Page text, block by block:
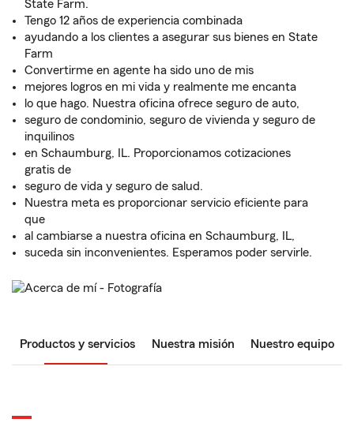
State Farm.
Tengo 12 años de experiencia combinada
ayudando a los clientes a asegurar sus bienes en State
Farm
Convertirme en agente ha sido uno de mis
mejores logros en mi vida y realmente me encanta
lo que hago. Nuestra oficina ofrece seguro de auto,
seguro de condominio, seguro de vivienda y seguro de
inquilinos
en Schaumburg, IL. Proporcionamos cotizaciones
gratis de
seguro de vida y seguro de salud.
Nuestra meta es proporcionar servicio eficiente para
que
al cambiarse a nuestra oficina en Schaumburg, IL,
suceda sin inconvenientes. Esperamos poder servirle.
Productos y servicios Nuestra misión Nuestro equipo